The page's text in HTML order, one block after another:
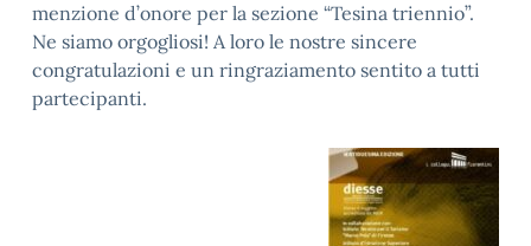
menzione d’onore per la sezione “Tesina triennio”.
Ne siamo orgogliosi! A loro le nostre sincere
congratulazioni e un ringraziamento sentito a tutti
partecipanti.